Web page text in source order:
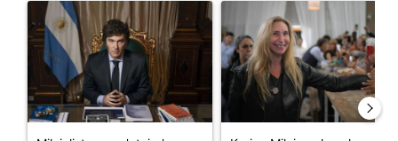
Un artículo de tendencia con el título "Milei, listo para 'atajar'
Un artículo de tendencia